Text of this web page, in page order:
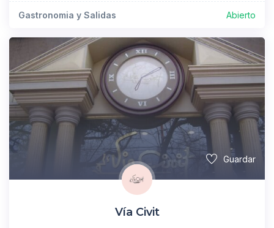
Gastronomia y Salidas Abierto
Guardar
Vía Civit